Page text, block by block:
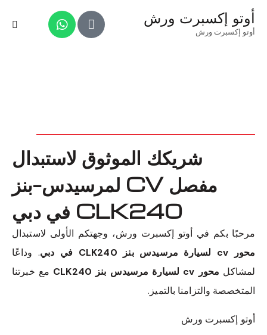
أوتو إكسبرت ورش
أوتو إكسبرت ورش
شريكك الموثوق لاستبدال
مفصل CV لمرسيدس-بنز
CLK240 في دبي
مرحبًا بكم في أوتو إكسبرت ورش، وجهتكم الأولى لاستبدال
محور cv لسيارة مرسيدس بنز CLK240 في دبي
. وداعًا
لمشاكل محور cv لسيارة مرسيدس بنز CLK240
مع خبرتنا
المتخصصة والتزامنا بالتميز.
أوتو إكسبرت ورش